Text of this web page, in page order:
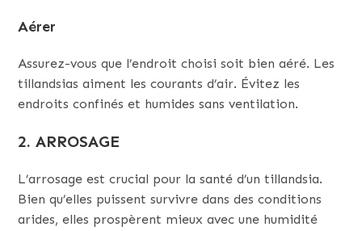
Aérer
Assurez-vous que l’endroit choisi soit bien aéré. Les
tillandsias aiment les courants d’air. Évitez les
endroits confinés et humides sans ventilation.
2. ARROSAGE
L’arrosage est crucial pour la santé d’un tillandsia.
Bien qu’elles puissent survivre dans des conditions
arides, elles prospèrent mieux avec une humidité